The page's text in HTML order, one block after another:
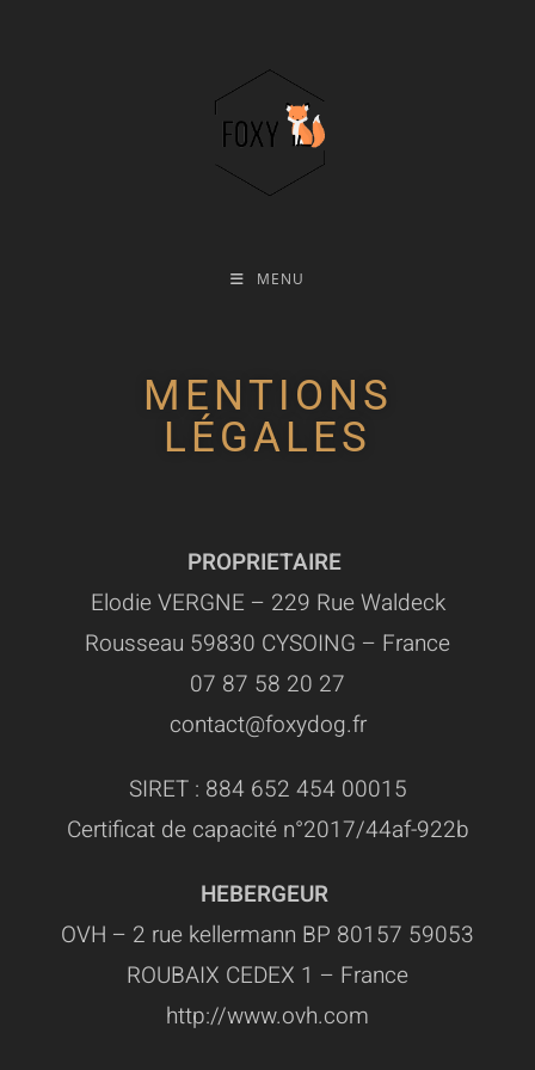
MENU
MENTIONS
LÉGALES
PROPRIETAIRE
Elodie VERGNE – 229 Rue Waldeck
Rousseau 59830 CYSOING – France
07 87 58 20 27
contact@foxydog.fr
SIRET : 884 652 454 00015
Certificat de capacité n°2017/44af-922b
HEBERGEUR
OVH – 2 rue kellermann BP 80157 59053
ROUBAIX CEDEX 1 – France
http://www.ovh.com